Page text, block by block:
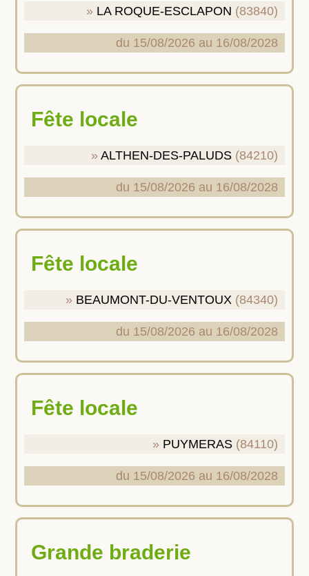
LA ROQUE-ESCLAPON (83840)
du 15/08/2026 au 16/08/2028
Fête locale
ALTHEN-DES-PALUDS (84210)
du 15/08/2026 au 16/08/2028
Fête locale
BEAUMONT-DU-VENTOUX (84340)
du 15/08/2026 au 16/08/2028
Fête locale
PUYMERAS (84110)
du 15/08/2026 au 16/08/2028
Grande braderie